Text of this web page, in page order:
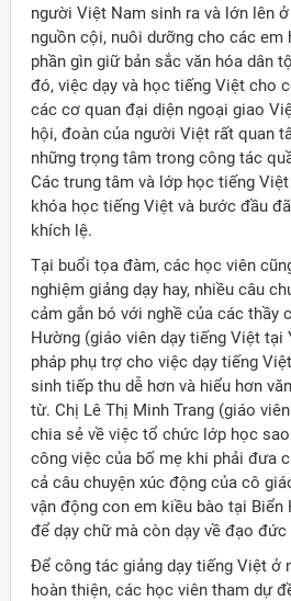
người Việt Nam sinh ra và lớn lên
nguồn cội, nuôi dưỡng cho các em
phần gìn giữ bản sắc văn hóa dân
đó, việc dạy và học tiếng Việt cho
các cơ quan đại diện ngoại giao
hội, đoàn của người Việt rất quan
những trọng tâm trong công tác
Các trung tâm và lớp học tiếng
khóa học tiếng Việt và bước đầu
khích lệ.
Tại buổi tọa đàm, các học viên
nghiệm giảng dạy hay, nhiều câu
cảm gắn bó với nghề của các thầy
Hường (giáo viên dạy tiếng Việt tại
pháp phụ trợ cho việc dạy tiếng
sinh tiếp thu dễ hơn và hiểu hơn
từ. Chị Lê Thị Minh Trang (giáo
chia sẻ về việc tổ chức lớp học
công việc của bố mẹ khi phải đưa
cả câu chuyện xúc động của cô
vận động con em kiều bào tại
để dạy chữ mà còn dạy về đạo
Để công tác giảng dạy tiếng Việt ở
hoàn thiện, các học viên tham dự